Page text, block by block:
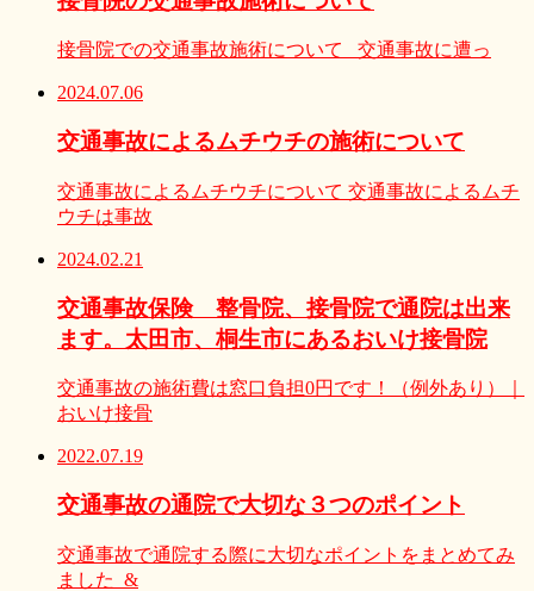
接骨院での交通事故施術について 交通事故に遭っ
2024.07.06
交通事故によるムチウチの施術について
交通事故によるムチウチについて 交通事故によるムチ
ウチは事故
2024.02.21
交通事故保険 整骨院、接骨院で通院は出来
ます。太田市、桐生市にあるおいけ接骨院
交通事故の施術費は窓口負担0円です！（例外あり）｜
おいけ接骨
2022.07.19
交通事故の通院で大切な３つのポイント
交通事故で通院する際に大切なポイントをまとめてみ
ました &